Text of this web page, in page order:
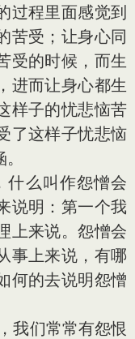
过程里面感觉到
苦受；让身心同
受的时候，而生
进而让身心都生
样子的忧悲恼苦
了这样子忧悲恼
么叫作怨憎会
说明：第一个我
上来说。怨憎会
事上来说，有哪
何的去说明怨憎
们常常有怨恨